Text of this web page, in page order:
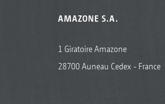
AMAZONE S.A.
1 Giratoire Amazone
28700 Auneau Cedex - France